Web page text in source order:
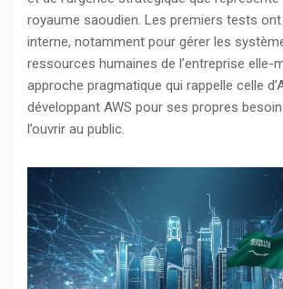
royaume saoudien. Les premiers tests
interne, notamment pour gérer les
ressources humaines de l’entreprise elle-
approche pragmatique qui rappelle celle
développant AWS pour ses propres
l’ouvrir au public.